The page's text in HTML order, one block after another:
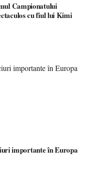
Campionatului
cu fiul lui Kimi
importante în Europa